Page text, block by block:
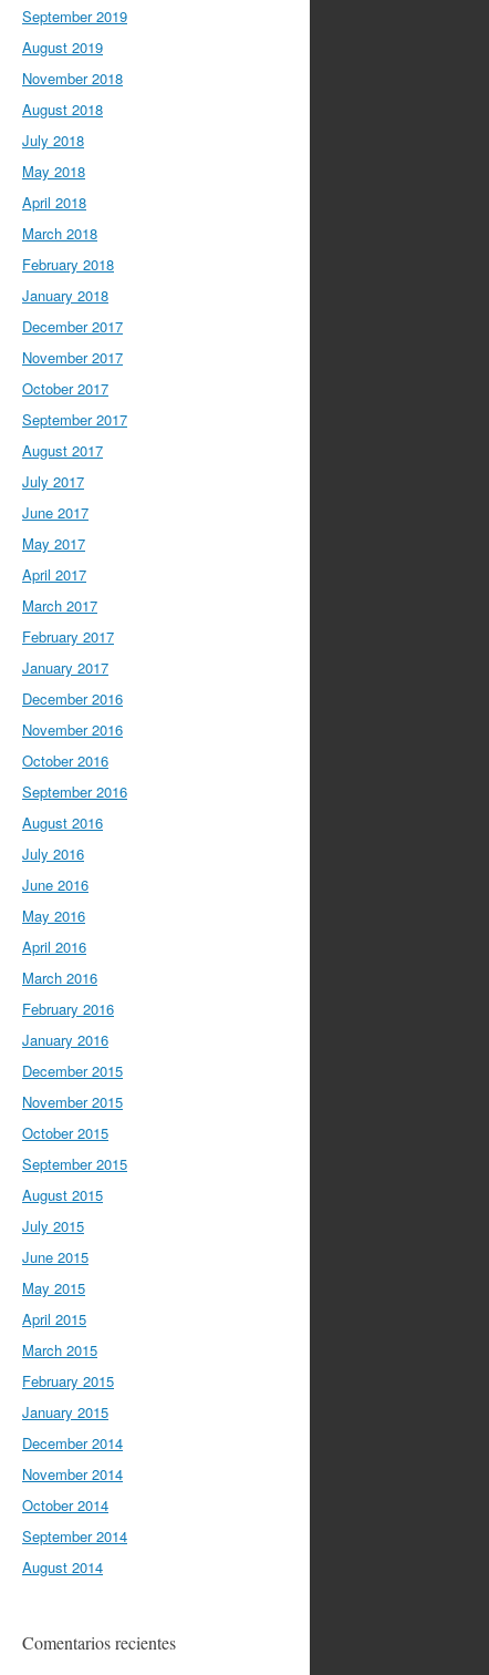
September 2019
August 2019
November 2018
August 2018
July 2018
May 2018
April 2018
March 2018
February 2018
January 2018
December 2017
November 2017
October 2017
September 2017
August 2017
July 2017
June 2017
May 2017
April 2017
March 2017
February 2017
January 2017
December 2016
November 2016
October 2016
September 2016
August 2016
July 2016
June 2016
May 2016
April 2016
March 2016
February 2016
January 2016
December 2015
November 2015
October 2015
September 2015
August 2015
July 2015
June 2015
May 2015
April 2015
March 2015
February 2015
January 2015
December 2014
November 2014
October 2014
September 2014
August 2014
Comentarios recientes